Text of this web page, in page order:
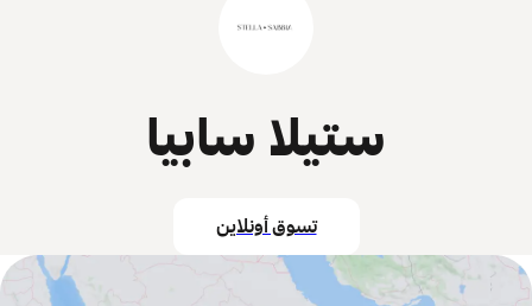
ستيلا سابيا
تسوق أونلاين